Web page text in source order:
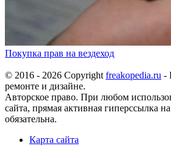
Покупка прав на вездеход
© 2016 - 2026 Copyright freakopedia.ru -
ремонте и дизайне.
Авторское право. При любом
сайта, прямая активная гиперссылка на
обязательна.
Карта сайта